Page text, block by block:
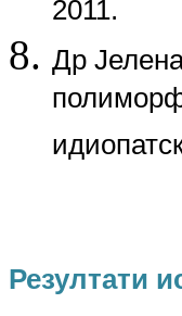
2011.
Др
Резултати